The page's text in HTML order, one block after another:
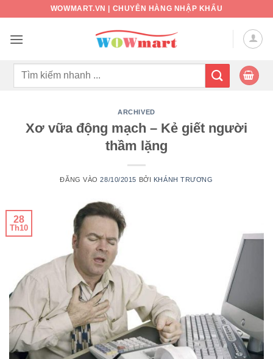
nội
WOWMART.VN | CHUYÊN HÀNG NHẬP KHẨU
Tìm
ARCHIVED
Xơ vữa động mạch – Kẻ giết người
thầm lặng
ĐĂNG VÀO28/10/2015 BỞI KHÁNH TRƯƠNG
28
Th10